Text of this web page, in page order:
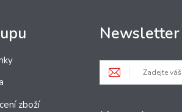
zboží
Newsletter